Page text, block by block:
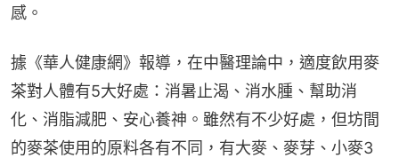
感。
據《華人健康網》報導，在中醫理論中，適度飲用麥
茶對人體有5大好處：消暑止渴、消水腫、幫助消
化、消脂減肥、安心養神。雖然有不少好處，但坊間
的麥茶使用的原料各有不同，有大麥、麥芽、小麥3